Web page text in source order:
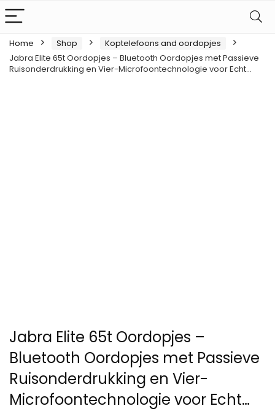
Home Shop
Koptelefoons and oordopjes
Jabra Elite 65t Oordopjes – Bluetooth Oordopjes met Passieve
Ruisonderdrukking en Vier-Microfoontechnologie voor Echt…
Jabra Elite 65t Oordopjes –
Bluetooth Oordopjes met Passieve
Ruisonderdrukking en Vier-
Microfoontechnologie voor Echt…